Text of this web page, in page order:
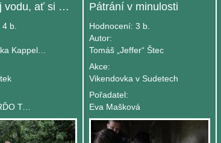
Nenechej vodu, ať si klidně teče...
4 b.
ZČ HB 1.BRĎO Tišnov Gingo
Pátrání v minulosti
Hodnocení: 3 b.
Autor:
Tomáš „Jeffer“ Štec
Akce:
Vikendovka v Sudetech
Pořadatel:
Eva Mašková